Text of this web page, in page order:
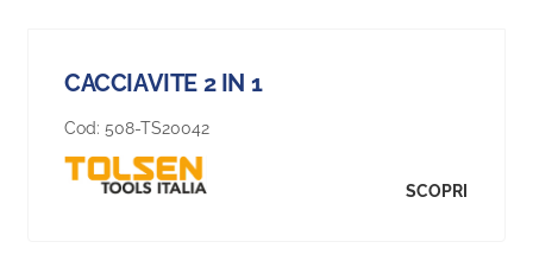
CACCIAVITE 2 IN 1
Cod: 508-TS20042
SCOPRI